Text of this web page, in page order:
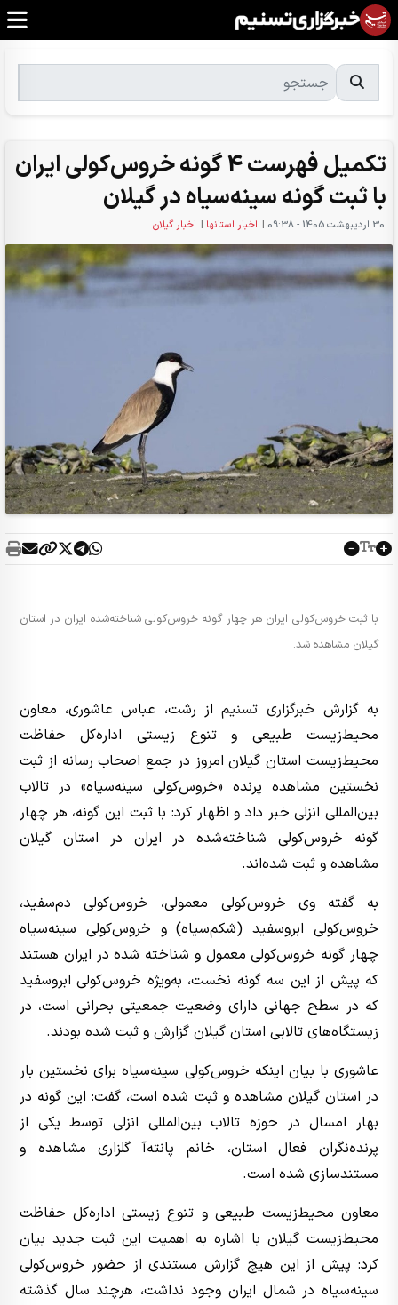
تکمیل فهرست 4 گونه خروس‌کولی ایران
با ثبت گونه سینه‌سیاه در گیلان
30 ارديبهشت 1405 - 09:38 | اخبار استانها | اخبار گیلان
با ثبت خروس‌کولی ایران هر چهار گونه خروس‌کولی شناخته‌شده ایران در استان
گیلان مشاهده شد.
به گزارش خبرگزاری تسنیماز رشت، عباس عاشوری، معاون
محیط‌زیست طبیعی و تنوع زیستی اداره‌کل حفاظت
محیط‌زیست استان گیلان امروز در جمع اصحاب رسانه از ثبت
نخستین مشاهده پرنده «خروس‌کولی سینه‌سیاه» در تالاب
بین‌المللی انزلی خبر داد و اظهار کرد: با ثبت این گونه، هر چهار
گونه خروس‌کولی شناخته‌شده در ایران در استان گیلان
مشاهده و ثبت شده‌اند.
به گفته وی خروس‌کولی معمولی، خروس‌کولی دم‌سفید،
خروس‌کولی ابروسفید (شکم‌سیاه) و خروس‌کولی سینه‌سیاه
چهار گونه خروس‌کولی معمول و شناخته‌ شده در ایران هستند
که پیش از این سه گونه نخست، به‌ویژه خروس‌کولی ابروسفید
که در سطح جهانی دارای وضعیت جمعیتی بحرانی است، در
زیستگاه‌های تالابی استان گیلان گزارش و ثبت شده بودند.
عاشوری با بیان اینکه خروس‌کولی سینه‌سیاه برای نخستین بار
در استان گیلان مشاهده و ثبت شده است، گفت: این گونه در
بهار امسال در حوزه تالاب بین‌المللی انزلی توسط یکی از
پرنده‌نگران فعال استان، خانم پانته‌آ گلزاری مشاهده و
مستندسازی شده است.
معاون محیط‌زیست طبیعی و تنوع زیستی اداره‌کل حفاظت
محیط‌زیست گیلان با اشاره به اهمیت این ثبت جدید بیان
کرد: پیش از این هیچ گزارش مستندی از حضور خروس‌کولی
سینه‌سیاه در شمال ایران وجود نداشت، هرچند سال گذشته